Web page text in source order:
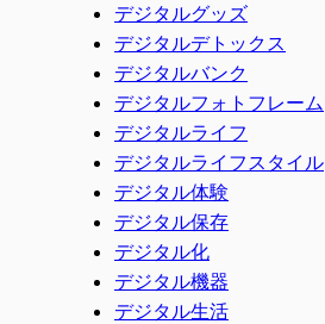
デジタルグッズ
デジタルデトックス
デジタルバンク
デジタルフォトフレーム
デジタルライフ
デジタルライフスタイル
デジタル体験
デジタル保存
デジタル化
デジタル機器
デジタル生活